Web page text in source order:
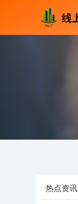
热点资讯